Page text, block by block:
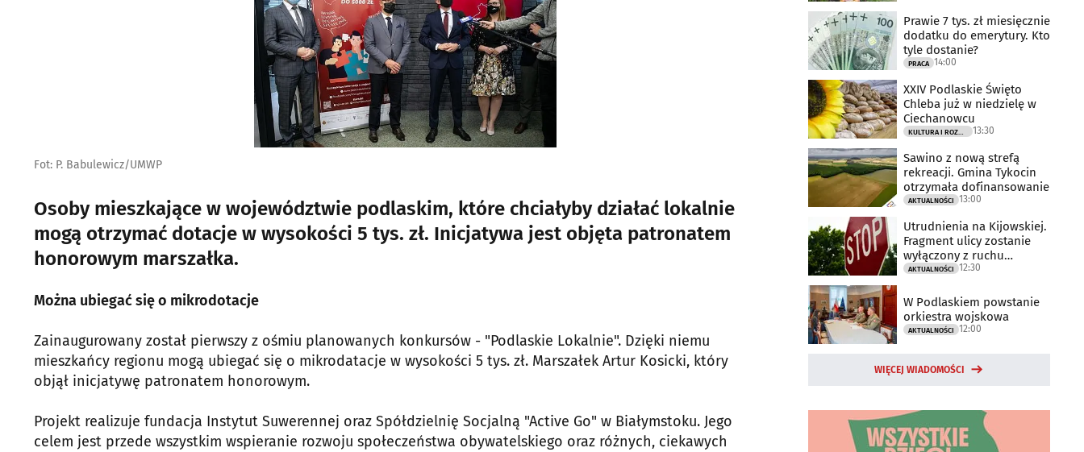
Fot: P. Babulewicz/UMWP
Osoby mieszkające w województwie podlaskim, które chciałyby działać lokalnie
mogą otrzymać dotacje w wysokości 5 tys. zł. Inicjatywa jest objęta patronatem
honorowym marszałka.
Można ubiegać się o mikrodotacje
Zainaugurowany został pierwszy z ośmiu planowanych konkursów - "Podlaskie Lokalnie". Dzięki niemu
mieszkańcy regionu mogą ubiegać się o mikrodatacje w wysokości 5 tys. zł. Marszałek Artur Kosicki, który
objął inicjatywę patronatem honorowym.
Projekt realizuje fundacja Instytut Suwerennej oraz Spółdzielnię Socjalną "Active Go" w Białymstoku. Jego
celem jest przede wszystkim wspieranie rozwoju społeczeństwa obywatelskiego oraz różnych, ciekawych
Prawie 7 tys. zł miesięcznie
dodatku do emerytury. Kto
tyle dostanie?
PRACA 14:00
XXIV Podlaskie Święto
Chleba już w niedzielę w
Ciechanowcu
13:30
Sawino z nową strefą
rekreacji. Gmina Tykocin
otrzymała dofinansowanie
AKTUALNOŚCI 13:00
Utrudnienia na Kijowskiej.
Fragment ulicy zostanie
wyłączony z ruchu
drogowego
AKTUALNOŚCI 12:30
W Podlaskiem powstanie
orkiestra wojskowa
AKTUALNOŚCI 12:00
WIĘCEJ WIADOMOŚCI